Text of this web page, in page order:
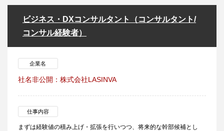
ビジネス・DXコンサルタント（コンサルタント/
コンサル経験者）
企業名
社名非公開：株式会社LASINVA
仕事内容
まずは経験値の積み上げ・拡張を行いつつ、将来的な幹部候補とし